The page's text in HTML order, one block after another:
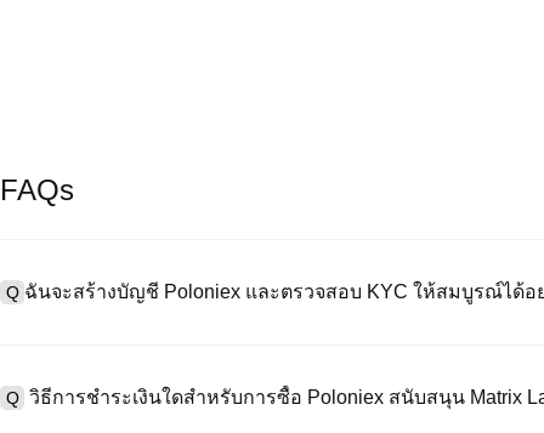
FAQs
Q ฉันจะสร้างบัญชี Poloniex และตรวจสอบ KYC ให้สมบูรณ์ได้อ
"ความปลอดภัย" อัปโหลดเอกสาร Id ที่ถูกต้องของคุณ และถ่ายเซลฟี่เ
Q วิธีการชำระเงินใดสำหรับการซื้อ Poloniex สนับสนุน Matrix